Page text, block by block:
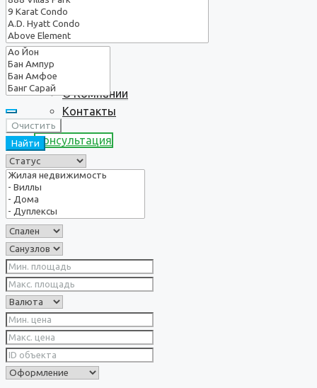
О нас
О Компании
Контакты
Консультация
Очистить
Найти